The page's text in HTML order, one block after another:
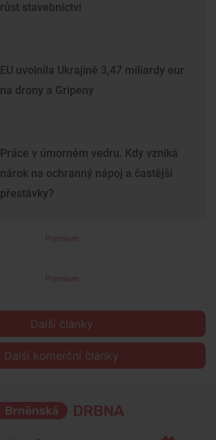
růst stavebnictví
EU uvolnila Ukrajině 3,47 miliardy eur
na drony a Gripeny
Práce v úmorném vedru. Kdy vzniká
nárok na ochranný nápoj a častější
přestávky?
Premium
Premium
Další články
Další komerční články